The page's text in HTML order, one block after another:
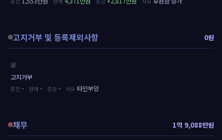
고지거부 및 등록제외사항 0원
모
고지거부
-
- - 타인부양
채무 1억 9,088만원